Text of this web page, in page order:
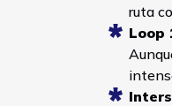
ruta
Loop